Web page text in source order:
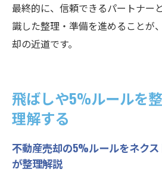
最終的に、信頼できるパートナー
識した整理・準備を進めることが
却の近道です。
飛ばしや5%ルールを
理解する
不動産売却の5%ルールをネク
が整理解説